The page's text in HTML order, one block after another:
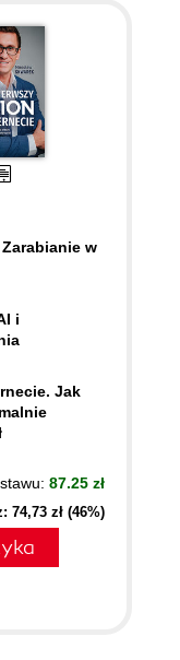
w
i
Jak
87.25 zł
74,73 zł (46%)